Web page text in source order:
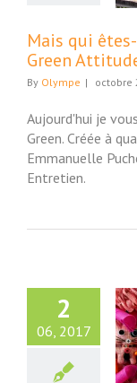
Mais qui
Green
By Olympe | octobre
Aujourd'hui je
Green. Créée à
Emmanuelle
Entretien.
2
06, 2017
d’adresse :
Boudoir
Gellé…